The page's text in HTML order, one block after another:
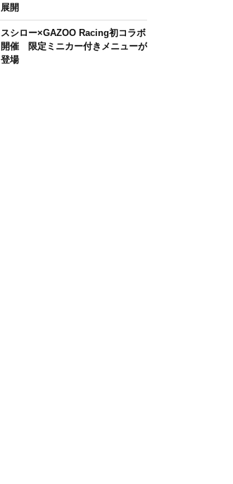
展開
スシロー×GAZOO Racing初コラボ
開催 限定ミニカー付きメニューが
登場